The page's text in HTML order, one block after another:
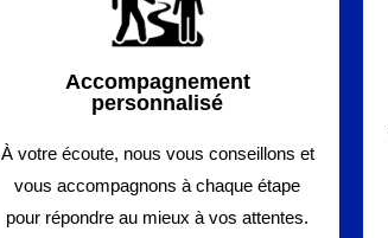
Accompagnement
personnalisé
À votre écoute, nous vous conseillons et
vous accompagnons à chaque étape
pour répondre au mieux à vos attentes.